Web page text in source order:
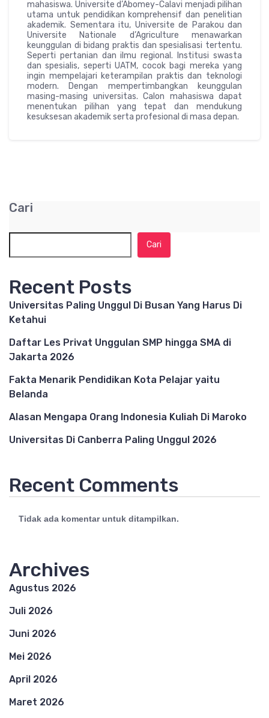
mahasiswa. Universite d’Abomey-Calavi menjadi pilihan
utama untuk pendidikan komprehensif dan penelitian
akademik. Sementara itu, Universite de Parakou dan
Universite Nationale d’Agriculture menawarkan
keunggulan di bidang praktis dan spesialisasi tertentu.
Seperti pertanian dan ilmu regional. Institusi swasta
dan spesialis, seperti UATM, cocok bagi mereka yang
ingin mempelajari keterampilan praktis dan teknologi
modern. Dengan mempertimbangkan keunggulan
masing-masing universitas. Calon mahasiswa dapat
menentukan pilihan yang tepat dan mendukung
kesuksesan akademik serta profesional di masa depan.
Cari
Cari
Recent Posts
Universitas Paling Unggul Di Busan Yang Harus Di
Ketahui
Daftar Les Privat Unggulan SMP hingga SMA di
Jakarta 2026
Fakta Menarik Pendidikan Kota Pelajar yaitu
Belanda
Alasan Mengapa Orang Indonesia Kuliah Di Maroko
Universitas Di Canberra Paling Unggul 2026
Recent Comments
Tidak ada komentar untuk ditampilkan.
Archives
Agustus 2026
Juli 2026
Juni 2026
Mei 2026
April 2026
Maret 2026